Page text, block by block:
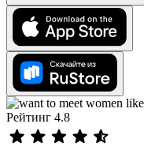
Рейтинг 4.8